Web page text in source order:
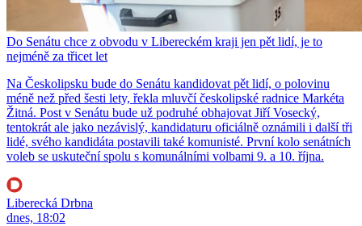
Do Senátu chce z obvodu v Libereckém kraji jen pět lidí, je to
nejméně za třicet let
Na Českolipsku bude do Senátu kandidovat pět lidí, o polovinu
méně než před šesti lety, řekla mluvčí českolipské radnice Markéta
Žitná. Post v Senátu bude už podruhé obhajovat Jiří Vosecký,
tentokrát ale jako nezávislý, kandidaturu oficiálně oznámili i další tři
lidé, svého kandidáta postavili také komunisté. První kolo senátních
voleb se uskuteční spolu s komunálními volbami 9. a 10. října.
Liberecká Drbna
dnes, 18:02